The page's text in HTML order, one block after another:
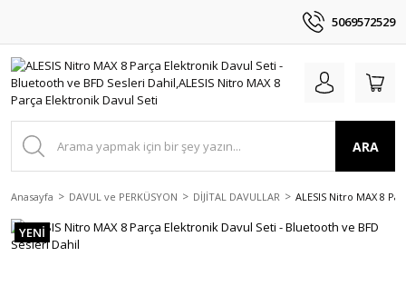
5069572529
ARA
Anasayfa DAVUL ve PERKÜSYON DİJİTAL DAVULLAR ALESIS Nitro MAX 8
YENİ